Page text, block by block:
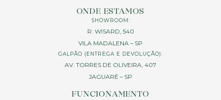
ONDE ESTAMOS
SHOWROOM:
R. WISARD, 540
VILA MADALENA – SP
GALPÃO (ENTREGA E DEVOLUÇÃO):
AV. TORRES DE OLIVEIRA, 407
JAGUARÉ – SP
FUNCIONAMENTO